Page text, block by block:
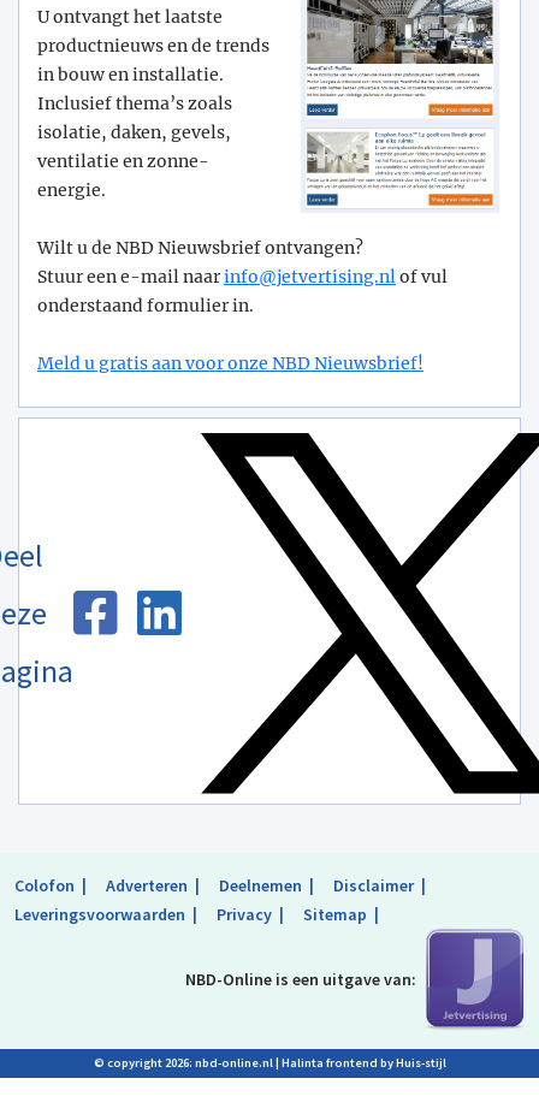
U ontvangt het laatste
productnieuws en de trends
in bouw en installatie.
Inclusief thema’s zoals
isolatie, daken, gevels,
ventilatie en zonne-
energie.
Wilt u de NBD Nieuwsbrief ontvangen?
Stuur een e-mail naarinfo@­jetvertising.nl of vul
onderstaand formulier in.
Meld u gratis aan voor onze NBD Nieuwsbrief!
Colofon Adverteren Deelnemen
Disclaimer
Leveringsvoorwaarden
Privacy Sitemap
NBD-Online is een uitgave van:
© copyright 2026: nbd-online.nl | Halinta frontend by Huis-stijl